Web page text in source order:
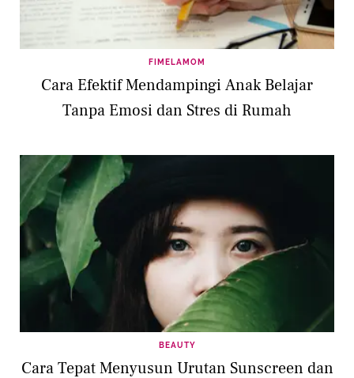
FIMELAMOM
Cara Efektif Mendampingi Anak Belajar
Tanpa Emosi dan Stres di Rumah
BEAUTY
Cara Tepat Menyusun Urutan Sunscreen dan